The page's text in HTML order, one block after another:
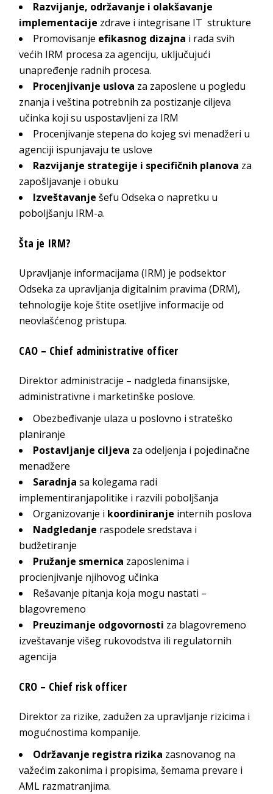
Razvijanje, održavanje i olakšavanje
implementacije zdrave i integrisane IT strukture
Promovisanje efikasnog dizajna i rada svih
većih IRM procesa za agenciju, uključujući
unapređenje radnih procesa.
Procenjivanje uslova za zaposlene u pogledu
znanja i veština potrebnih za postizanje ciljeva
učinka koji su uspostavljeni za IRM
Procenjivanje stepena do kojeg svi menadžeri u
agenciji ispunjavaju te uslove
Razvijanje strategije i specifičnih planova za
zapošljavanje i obuku
Izveštavanje šefu Odseka o napretku u
poboljšanju IRM-a.
Šta je IRM?
Upravljanje informacijama (IRM) je podsektor
Odseka za upravljanja digitalnim pravima (DRM),
tehnologije koje štite osetljive informacije od
neovlašćenog pristupa.
CAO – Chief administrative officer
Direktor administracije – nadgleda finansijske,
administrativne i marketinške poslove.
Obezbeđivanje ulaza u poslovno i strateško
planiranje
Postavljanje ciljeva za odeljenja i pojedinačne
menadžere
Saradnja sa kolegama radi
implementiranjapolitike i razvili poboljšanja
Organizovanje i koordiniranje internih poslova
Nadgledanje raspodele sredstava i
budžetiranje
Pružanje smernica zaposlenima i
procienjivanje njihovog učinka
Rešavanje pitanja koja mogu nastati –
blagovremeno
Preuzimanje odgovornosti za blagovremeno
izveštavanje višeg rukovodstva ili regulatornih
agencija
CRO – Chief risk officer
Direktor za rizike, zadužen za upravljanje rizicima i
mogućnostima kompanije.
Održavanje registra rizika zasnovanog na
važećim zakonima i propisima, šemama prevare i
AML razmatranjima.